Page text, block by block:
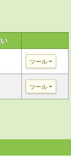
ツール
ツール